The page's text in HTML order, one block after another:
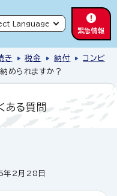
緊急情報
き 税金 納付
コンビ
められますか？
ある質問
2月28日